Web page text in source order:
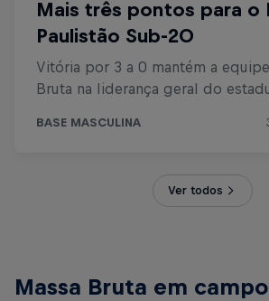
Ver todos
Massa Bruta em campo